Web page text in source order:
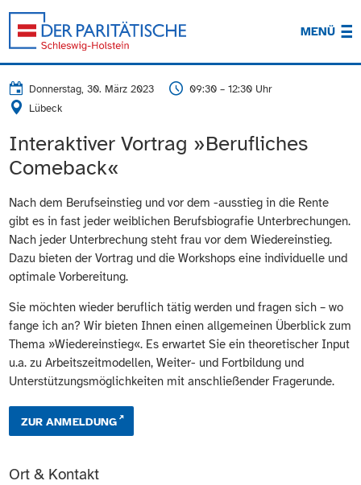
MENÜ
Donnerstag, 30. März 2023
09:30 – 12:30 Uhr
Lübeck
Interaktiver Vortrag »Berufliches
Comeback«
Nach dem Berufseinstieg und vor dem -ausstieg in die Rente
gibt es in fast jeder weiblichen Berufsbiografie Unterbrechungen.
Nach jeder Unterbrechung steht frau vor dem Wiedereinstieg.
Dazu bieten der Vortrag und die Workshops eine individuelle und
optimale Vorbereitung.
Sie möchten wieder beruflich tätig werden und fragen sich – wo
fange ich an? Wir bieten Ihnen einen allgemeinen Überblick zum
Thema »Wiedereinstieg«. Es erwartet Sie ein theoretischer Input
u.a. zu Arbeitszeitmodellen, Weiter- und Fortbildung und
Unterstützungsmöglichkeiten mit anschließender Fragerunde.
ZUR ANMELDUNG
Ort & Kontakt